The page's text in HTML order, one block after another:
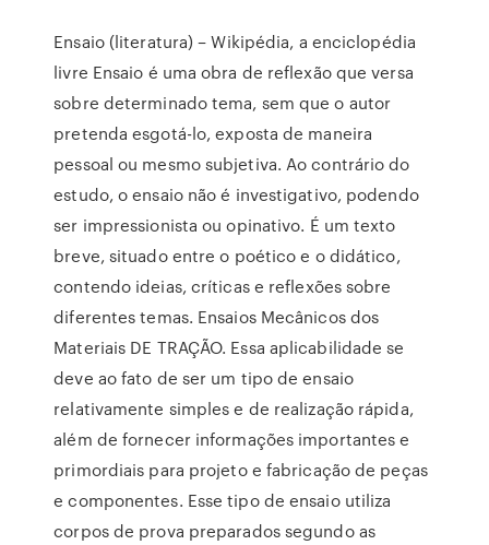
Ensaio (literatura) – Wikipédia, a enciclopédia
livre Ensaio é uma obra de reflexão que versa
sobre determinado tema, sem que o autor
pretenda esgotá-lo, exposta de maneira
pessoal ou mesmo subjetiva. Ao contrário do
estudo, o ensaio não é investigativo, podendo
ser impressionista ou opinativo. É um texto
breve, situado entre o poético e o didático,
contendo ideias, críticas e reflexões sobre
diferentes temas. Ensaios Mecânicos dos
Materiais DE TRAÇÃO. Essa aplicabilidade se
deve ao fato de ser um tipo de ensaio
relativamente simples e de realização rápida,
além de fornecer informações importantes e
primordiais para projeto e fabricação de peças
e componentes. Esse tipo de ensaio utiliza
corpos de prova preparados segundo as